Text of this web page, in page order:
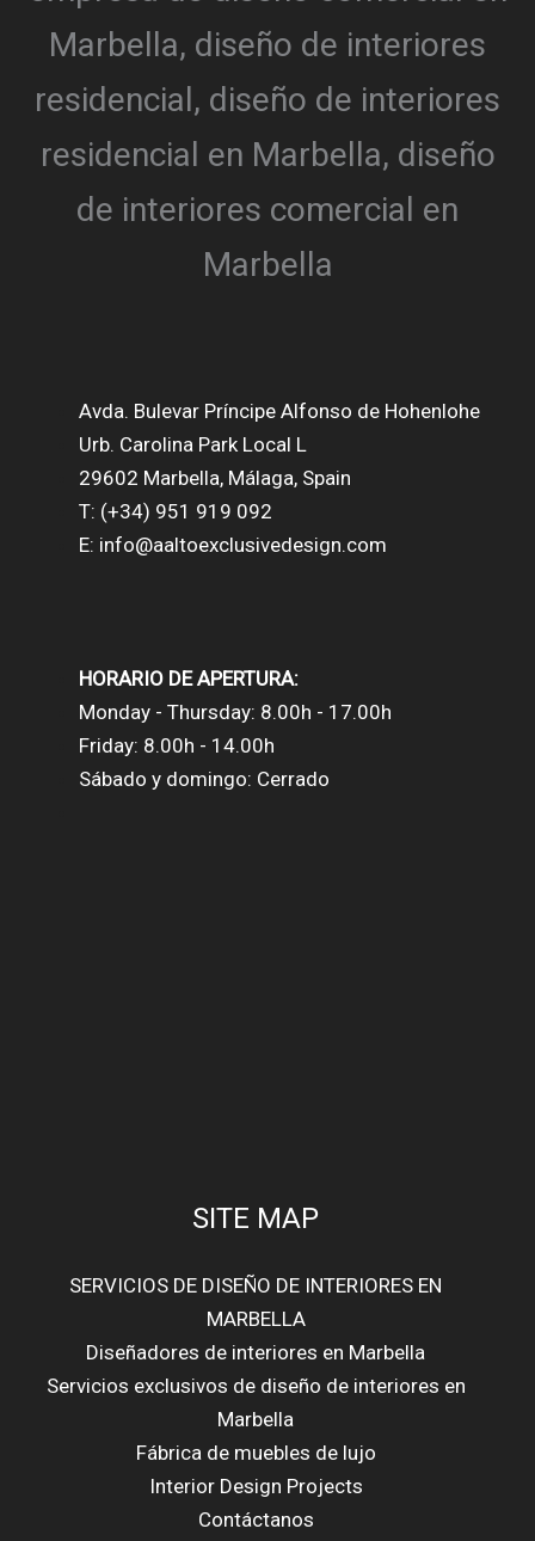
Avda. Bulevar Príncipe Alfonso de Hohenlohe
Urb. Carolina Park Local L
29602 Marbella, Málaga, Spain
T: (+34) 951 919 092
E: info@aaltoexclusivedesign.com
HORARIO DE APERTURA:
Monday - Thursday: 8.00h - 17.00h
Friday: 8.00h - 14.00h
Sábado y domingo: Cerrado
SITE MAP
SERVICIOS DE DISEÑO DE INTERIORES EN
MARBELLA
Diseñadores de interiores en Marbella
Servicios exclusivos de diseño de interiores en
Marbella
Fábrica de muebles de lujo
Interior Design Projects
Contáctanos